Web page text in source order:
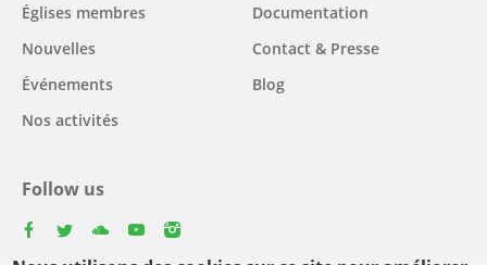
navigation
Églises membres
Nouvelles
Événements
Nos activités
Documentation
Contact & Presse
Blog
Follow us